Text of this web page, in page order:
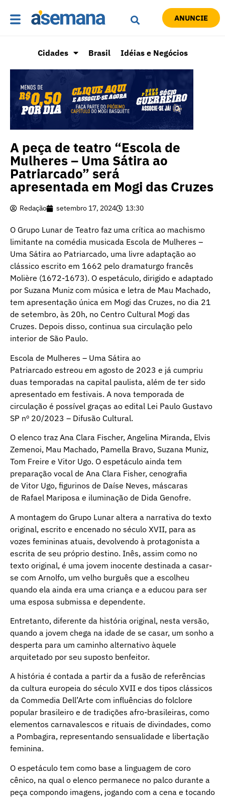
ANUNCIE
Cidades Brasil Idéias e Negócios
A peça de teatro “Escola de
Mulheres – Uma Sátira ao
Patriarcado” será
apresentada em Mogi das Cruzes
Redação setembro 17, 2024 13:30
O Grupo Lunar de Teatro faz uma crítica ao machismo
limitante na comédia musicada Escola de Mulheres –
Uma Sátira ao Patriarcado, uma livre adaptação ao
clássico escrito em 1662 pelo dramaturgo francês
Molière (1672-1673). O espetáculo, dirigido e adaptado
por Suzana Muniz com música e letra de Mau Machado,
tem apresentação única em Mogi das Cruzes, no dia 21
de setembro, às 20h, no Centro Cultural Mogi das
Cruzes. Depois disso, continua sua circulação pelo
interior de São Paulo.
Escola de Mulheres – Uma Sátira ao
Patriarcado estreou em agosto de 2023 e já cumpriu
duas temporadas na capital paulista, além de ter sido
apresentado em festivais. A nova temporada de
circulação é possível graças ao edital Lei Paulo Gustavo
SP nº 20/2023 – Difusão Cultural.
O elenco traz Ana Clara Fischer, Angelina Miranda, Elvis
Zemenoi, Mau Machado, Pamella Bravo, Suzana Muniz,
Tom Freire e Vitor Ugo. O espetáculo ainda tem
preparação vocal de Ana Clara Fisher, cenografia
de Vitor Ugo, figurinos de Daíse Neves, máscaras
de Rafael Mariposa e iluminação de Dida Genofre.
A montagem do Grupo Lunar altera a narrativa do texto
original, escrito e encenado no século XVII, para as
vozes femininas atuais, devolvendo à protagonista a
escrita de seu próprio destino. Inês, assim como no
texto original, é uma jovem inocente destinada a casar-
se com Arnolfo, um velho burguês que a escolheu
quando ela ainda era uma criança e a educou para ser
uma esposa submissa e dependente.
Entretanto, diferente da história original, nesta versão,
quando a jovem chega na idade de se casar, um sonho a
desperta para um caminho alternativo àquele
arquitetado por seu suposto benfeitor.
A história é contada a partir da a fusão de referências
da cultura europeia do século XVII e dos tipos clássicos
da Commedia Dell’Arte com influências do folclore
popular brasileiro e de tradições afro-brasileiras, como
elementos carnavalescos e rituais de divindades, como
a Pombagira, representando sensualidade e libertação
feminina.
O espetáculo tem como base a linguagem de coro
cênico, na qual o elenco permanece no palco durante a
peça compondo imagens, jogando com a cena e tocando